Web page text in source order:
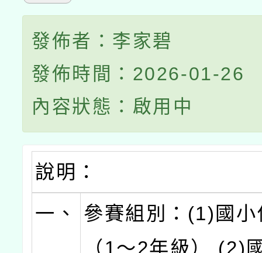
發佈者：李家碧
發佈時間：2026-01-26
內容狀態：啟用中
說明：
一、
參賽組別：(1)國
（1～2年級） (2)